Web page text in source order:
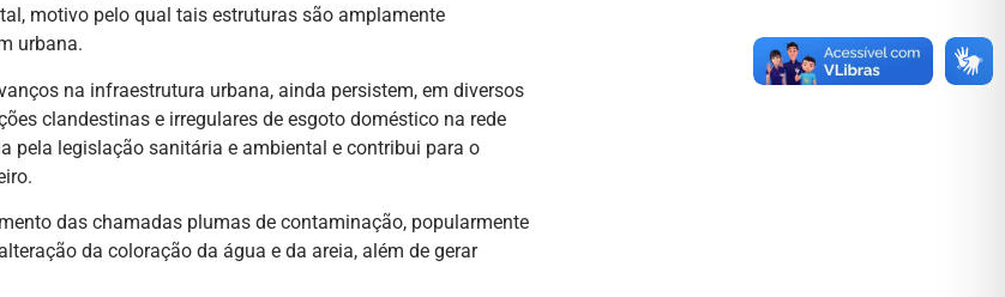
motivo pelo qual tais estruturas são amplamente
urbana.
na infraestrutura urbana, ainda persistem, em diversos
clandestinas e irregulares de esgoto doméstico na rede
pela legislação sanitária e ambiental e contribui para o
das chamadas plumas de contaminação, popularmente
da coloração da água e da areia, além de gerar